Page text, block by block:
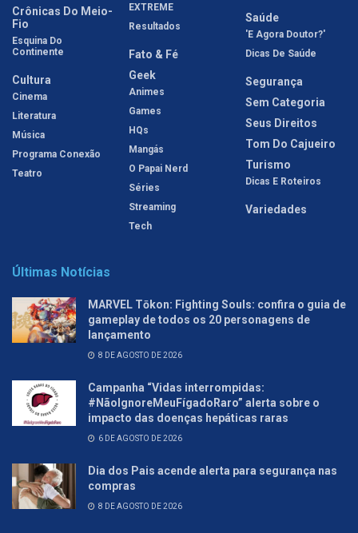
Crônicas Do Meio-
Fio
Esquina Do
Continente
Cultura
Cinema
Literatura
Música
Programa Conexão
Teatro
EXTREME
Resultados
Fato & Fé
Geek
Animes
Games
HQs
Mangás
O Papai Nerd
Séries
Streaming
Tech
Saúde
'E Agora Doutor?'
Dicas De Saúde
Segurança
Sem Categoria
Seus Direitos
Tom Do Cajueiro
Turismo
Dicas E Roteiros
Variedades
Últimas Notícias
MARVEL Tōkon: Fighting Souls: confira o guia de
gameplay de todos os 20 personagens de
lançamento
8 DE AGOSTO DE 2026
Campanha “Vidas interrompidas:
#NãoIgnoreMeuFígadoRaro” alerta sobre o
impacto das doenças hepáticas raras
6 DE AGOSTO DE 2026
Dia dos Pais acende alerta para segurança nas
compras
8 DE AGOSTO DE 2026